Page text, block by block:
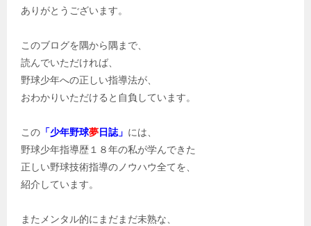
ありがとうございます。
このブログを隅から隅まで、
読んでいただければ、
野球少年への正しい指導法が、
おわかりいただけると自負しています。
この 「少年野球夢日誌」 には、
野球少年指導歴１８年の私が学んできた
正しい野球技術指導のノウハウ全てを、
紹介しています。
またメンタル的にまだまだ未熟な、